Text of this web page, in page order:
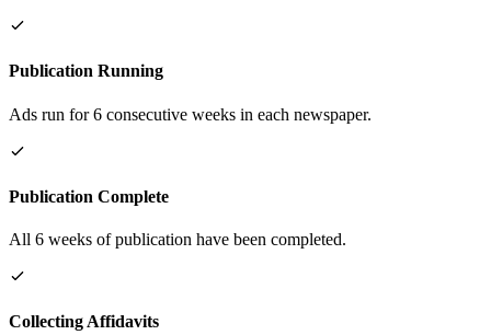
Publication Running
Ads run for 6 consecutive weeks in each newspaper.
Publication Complete
All 6 weeks of publication have been completed.
Collecting Affidavits